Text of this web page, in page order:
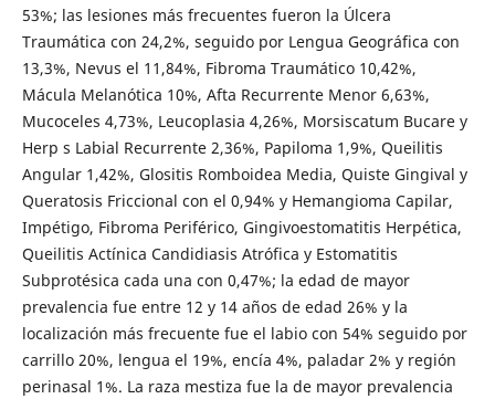
53%; las lesiones más frecuentes fueron la Úlcera
Traumática con 24,2%, seguido por Lengua Geográfica con
13,3%, Nevus el 11,84%, Fibroma Traumático 10,42%,
Mácula Melanótica 10%, Afta Recurrente Menor 6,63%,
Mucoceles 4,73%, Leucoplasia 4,26%, Morsiscatum Bucare y
Herp s Labial Recurrente 2,36%, Papiloma 1,9%, Queilitis
Angular 1,42%, Glositis Romboidea Media, Quiste Gingival y
Queratosis Friccional con el 0,94% y Hemangioma Capilar,
Impétigo, Fibroma Periférico, Gingivoestomatitis Herpética,
Queilitis Actínica Candidiasis Atrófica y Estomatitis
Subprotésica cada una con 0,47%; la edad de mayor
prevalencia fue entre 12 y 14 años de edad 26% y la
localización más frecuente fue el labio con 54% seguido por
carrillo 20%, lengua el 19%, encía 4%, paladar 2% y región
perinasal 1%. La raza mestiza fue la de mayor prevalencia